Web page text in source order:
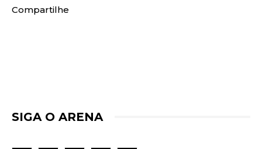
Compartilhe
SIGA O ARENA